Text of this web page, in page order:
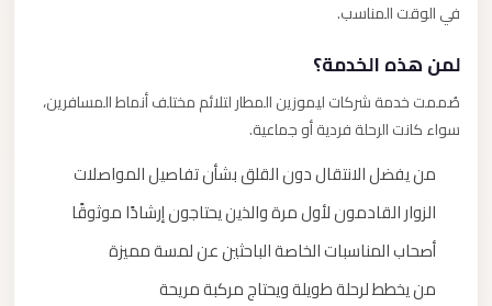
في الوقت المناسب.
لمن هذه الخدمة؟
صُممت خدمة شركات ليموزين المطار لتلائم مختلف أنماط المسافرين،
سواء كانت الرحلة فردية أو جماعية.
من يفضل الانتقال دون القلق بشأن تفاصيل المواصلات
الزوار القادمون لأول مرة والذين يحتاجون إرشادًا موثوقًا
أصحاب المناسبات الخاصة الباحثين عن لمسة مميزة
من يخطط لرحلة طويلة ويحتاج مركبة مريحة